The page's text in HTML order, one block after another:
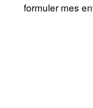
formuler mes